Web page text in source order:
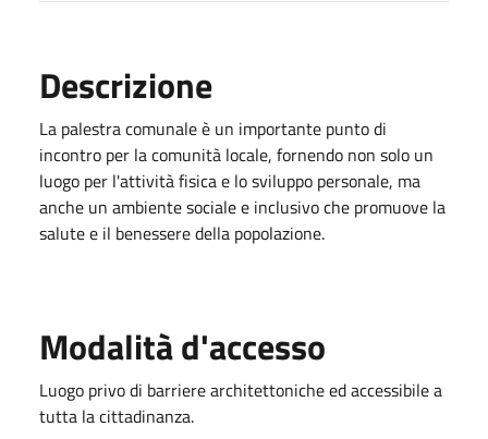
Descrizione
La palestra comunale è un importante punto di
incontro per la comunità locale, fornendo non solo un
luogo per l'attività fisica e lo sviluppo personale, ma
anche un ambiente sociale e inclusivo che promuove la
salute e il benessere della popolazione.
Modalità d'accesso
Luogo privo di barriere architettoniche ed accessibile a
tutta la cittadinanza.